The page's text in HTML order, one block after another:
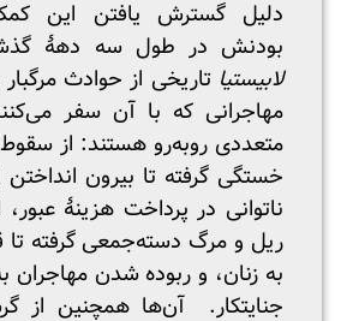
دلیل گسترش یافتن این
بودنش در طول سه دهۀ
لابیستیا تاریخی از حوادث
مهاجرانی که با آن سفر
متعددی روبه‌رو هستند: از سقوط
خستگی گرفته تا بیرون
ناتوانی در پرداخت هزینۀ
ریل و مرگ دسته‌جمعی گرفته تا
به زنان، و ربوده شدن
جنایتکار. آن‌ها همچنین از